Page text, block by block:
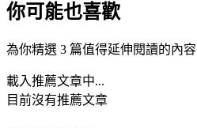
你可能也喜歡
為你精選 3 篇值得延伸閱讀的內容
載入推薦文章中...
目前沒有推薦文章